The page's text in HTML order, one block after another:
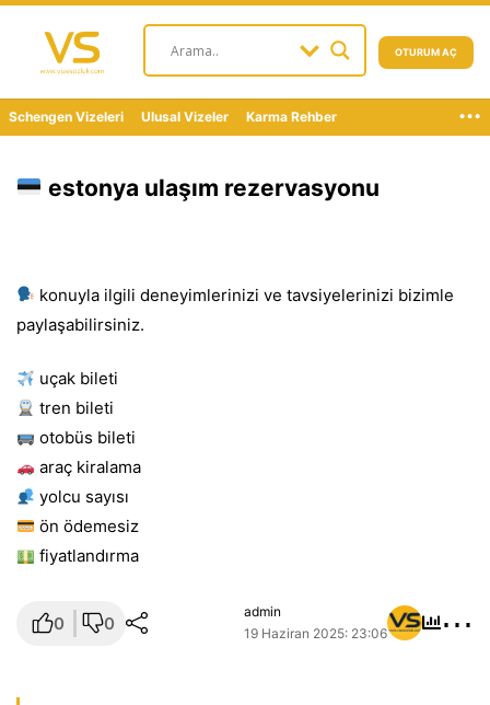
OTURUM AÇ
Schengen Vizeleri Ulusal Vizeler Karma Rehber ...
estonya ulaşım rezervasyonu
konuyla ilgili deneyimlerinizi ve tavsiyelerinizi bizimle
paylaşabilirsiniz.
uçak bileti
tren bileti
otobüs bileti
araç kiralama
yolcu sayısı
ön ödemesiz
fiyatlandırma
0 0
admin
19 Haziran 2025: 23:06
⋯